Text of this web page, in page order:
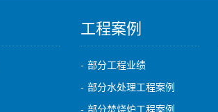
工程案例
部分工程业绩
部分水处理工程案例
部分焚烧炉工程案例